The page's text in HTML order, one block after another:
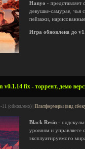
Hanyo -
девушке-самурае, чья
пейзажи,
Игра обновлена до
v0.1.14 fix - торрент, демо
11 (обновлено) | Платформеры (вид
Black Resin -
уровням и управляете
эксплуатируемого